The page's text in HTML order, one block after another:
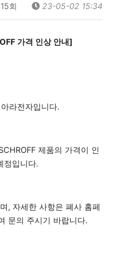
회 23-05-02 15:34
가격 인상 안내]
라전자입니다.
제품의 가격이 인
정입니다.
, 자세한 사항은 폐사 홈페
문의 주시기 바랍니다.